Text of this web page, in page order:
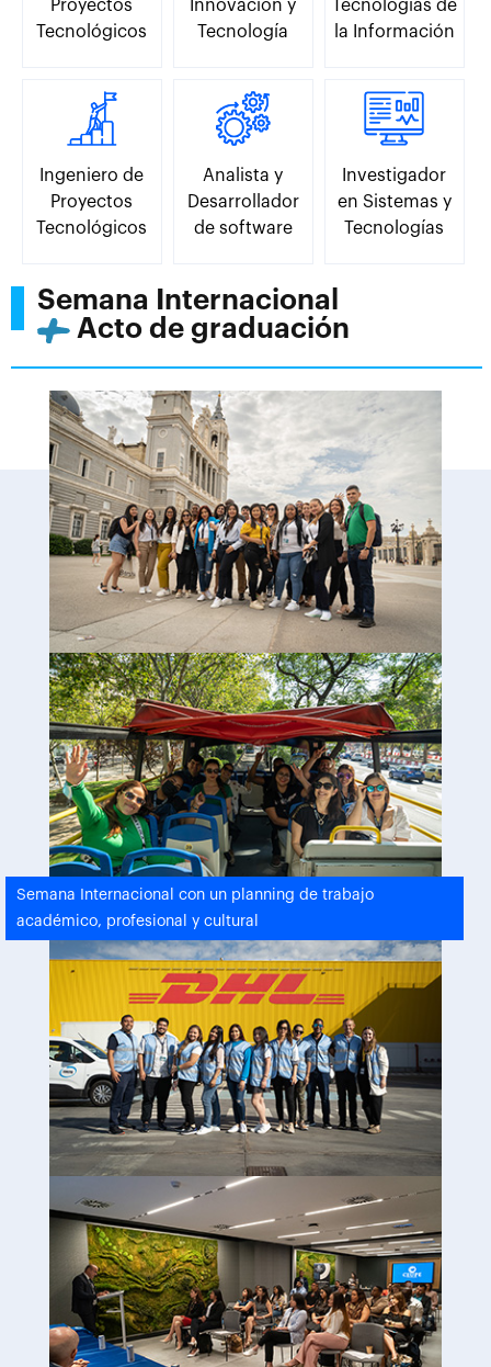
Proyectos
Tecnológicos
Innovación y
Tecnología
Tecnologías de
la Información
Ingeniero de
Proyectos
Tecnológicos
Analista y
Desarrollador
de software
Investigador
en Sistemas y
Tecnologías
Semana Internacional
Acto de graduación
Semana Internacional con un planning de trabajo
académico, profesional y cultural